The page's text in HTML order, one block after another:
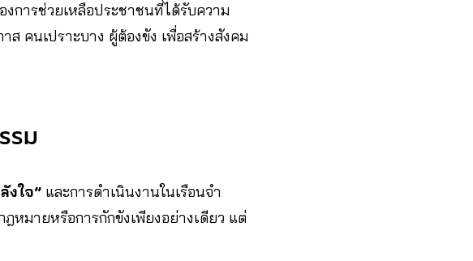
การช่วยเหลือประชาชนที่ได้รับความ
คนเปราะบาง ผู้ต้องขัง เพื่อสร้างสังคม
รม
งใจ” และการดำเนินงานในเรือนจำ
หมายหรือการกักขังเพียงอย่างเดียว แต่